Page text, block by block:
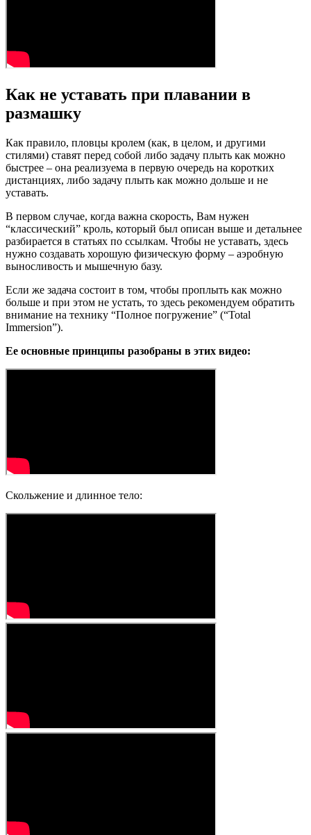
Как не уставать при плавании в
размашку
Как правило, пловцы кролем (как, в целом, и другими
стилями) ставят перед собой либо задачу плыть как можно
быстрее – она реализуема в первую очередь на коротких
дистанциях, либо задачу плыть как можно дольше и не
уставать.
В первом случае, когда важна скорость, Вам нужен
“классический” кроль, который был описан выше и детальнее
разбирается в статьях по ссылкам. Чтобы не уставать, здесь
нужно создавать хорошую физическую форму – аэробную
выносливость и мышечную базу.
Если же задача состоит в том, чтобы проплыть как можно
больше и при этом не устать, то здесь рекомендуем обратить
внимание на технику “Полное погружение” (“Total
Immersion”).
Ее основные принципы разобраны в этих видео:
Скольжение и длинное тело: